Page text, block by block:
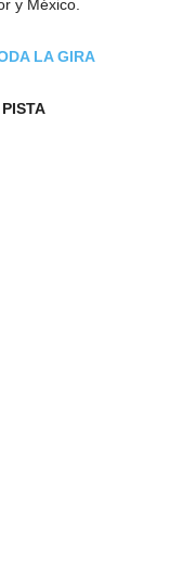
y México.
LA GIRA